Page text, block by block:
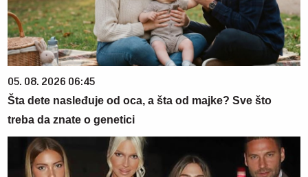
05. 08. 2026 06:45
Šta dete nasleđuje od oca, a šta od majke? Sve što
treba da znate o genetici